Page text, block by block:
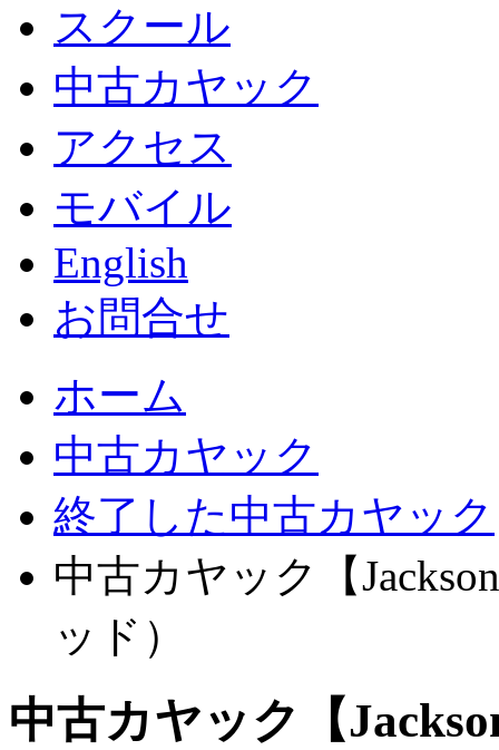
スクール
中古カヤック
アクセス
モバイル
English
お問合せ
ホーム
中古カヤック
終了した中古カヤック
中古カヤック【
ッド）
中古カヤック【